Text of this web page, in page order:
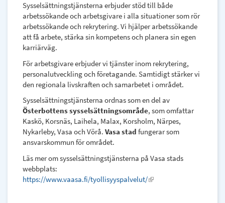
Sysselsättningstjänsterna erbjuder stöd till både
arbetssökande och arbetsgivare i alla situationer som rör
arbetssökande och rekrytering. Vi hjälper arbetssökande
att få arbete, stärka sin kompetens och planera sin egen
karriärväg.
För arbetsgivare erbjuder vi tjänster inom rekrytering,
personalutveckling och företagande. Samtidigt stärker vi
den regionala livskraften och samarbetet i området.
Sysselsättningstjänsterna ordnas som en del av
Österbottens sysselsättningsområde, som omfattar
Kaskö, Korsnäs, Laihela, Malax, Korsholm, Närpes,
Nykarleby, Vasa och Vörå. Vasa stad fungerar som
ansvarskommun för området.
Läs mer om sysselsättningstjänsterna på Vasa stads
webbplats:
https://www.vaasa.fi/tyollisyyspalvelut/(link